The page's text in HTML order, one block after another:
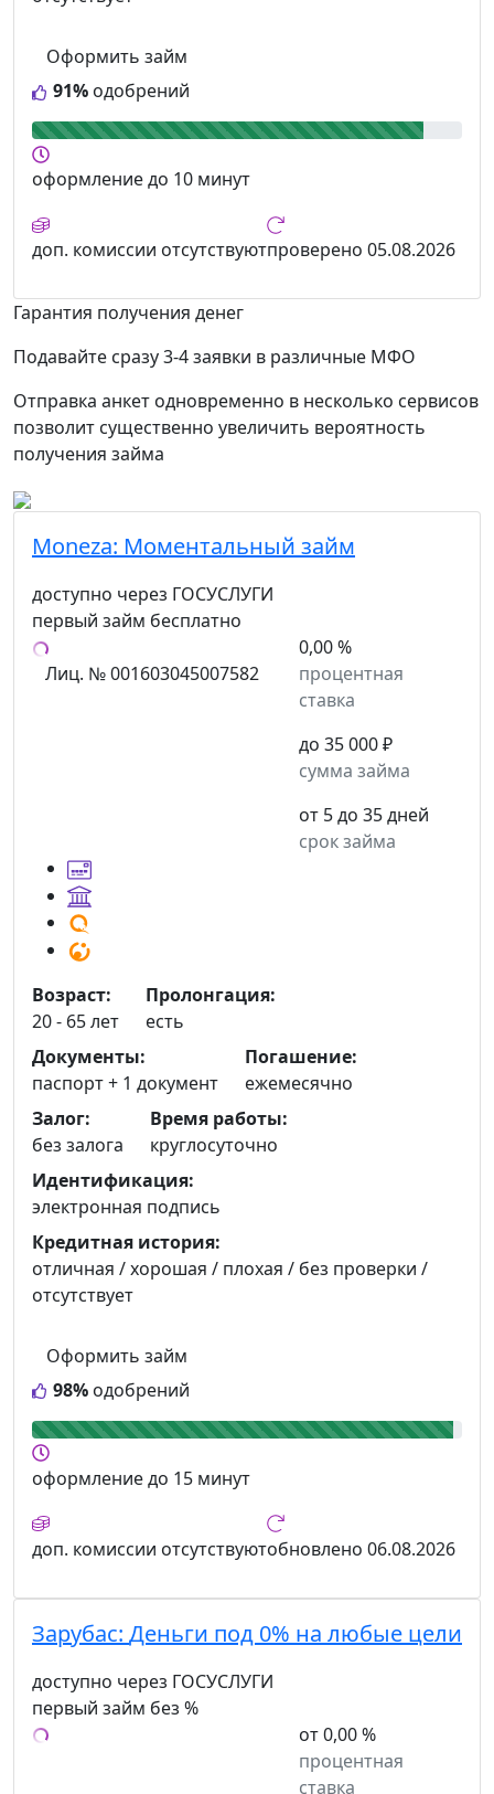
91% одобрений
Оформить займ
оформлениедо 10 минут
доп. комиссии отсутствуютпроверено 05.08.2026
Гарантия получения денег
Подавайте сразу 3-4 заявки в различные МФО
Отправка анкет одновременно в несколько сервисов
позволит существенно увеличить вероятность
получения займа
Moneza: Моментальный займ
доступно через ГОСУСЛУГИ
первый займ бесплатно
Лиц. № 001603045007582
0,00 %
процентная
ставка
до 35 000 ₽
сумма займа
от 5 до 35 дней
срок займа
98% одобрений
Оформить займ
Возраст:
20 - 65 лет
Пролонгация:
есть
Документы:
паспорт + 1 документ
Погашение:
ежемесячно
Залог:
без залога
Время работы:
круглосуточно
Идентификация:
электронная подпись
Кредитная история:
отличная / хорошая / плохая / без проверки /
отсутствует
оформлениедо 15 минут
доп. комиссии отсутствуютобновлено 06.08.2026
Зарубас: Деньги под 0% на любые цели
доступно через ГОСУСЛУГИ
первый займ без %
от 0,00 %
процентная
ставка